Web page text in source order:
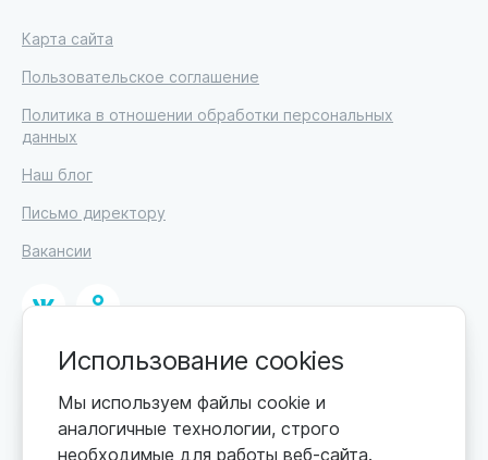
Карта сайта
Пользовательское соглашение
Политика в отношении обработки персональных
данных
Наш блог
Письмо директору
Вакансии
© 2026
ИП Высоцкий Дмитрий Петрович, ИНН 233610721148
Цены обновляются по мере поступления новой
Использование cookies
Мы используем файлы cookie и
аналогичные технологии, строго
необходимые для работы веб-сайта.